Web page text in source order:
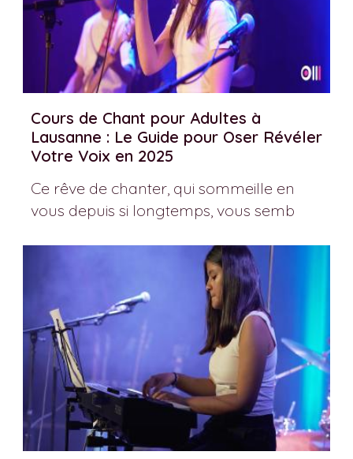
Cours de Chant pour Adultes à
Lausanne : Le Guide pour Oser Révéler
Votre Voix en 2025
Ce rêve de chanter, qui sommeille en
vous depuis si longtemps, vous semb